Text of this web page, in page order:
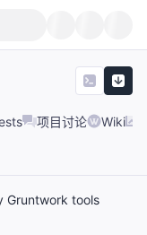
项目讨论 Wiki
Gruntwork tools